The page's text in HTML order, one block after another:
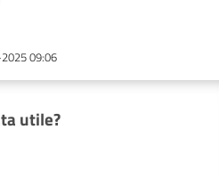
09:06
utile?